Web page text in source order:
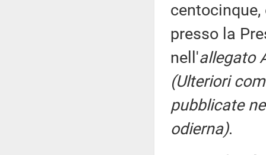
presso la
nell'allegato
(Ulteriori
pubblicate
odierna).